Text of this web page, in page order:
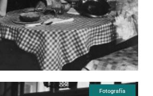
Fotografía